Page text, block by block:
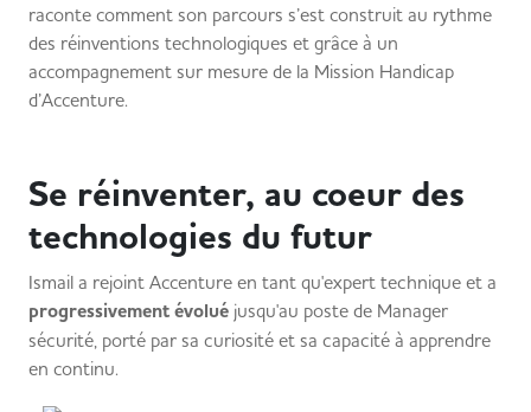
raconte comment son parcours s’est construit au rythme
des réinventions technologiques et grâce à un
accompagnement sur mesure de la Mission Handicap
d’Accenture.
Se réinventer, au coeur des
technologies du futur
Ismail a rejoint Accenture en tant qu'expert technique et a
progressivement évolué jusqu'au poste de Manager
sécurité, porté par sa curiosité et sa capacité à apprendre
en continu.